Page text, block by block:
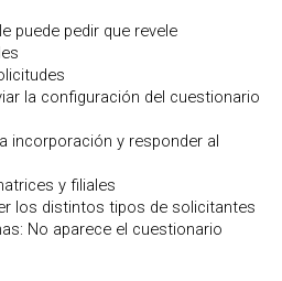
puede pedir que revele
la configuración del cuestionario
incorporación y responder al
y filiales
los distintos tipos de solicitantes
No aparece el cuestionario